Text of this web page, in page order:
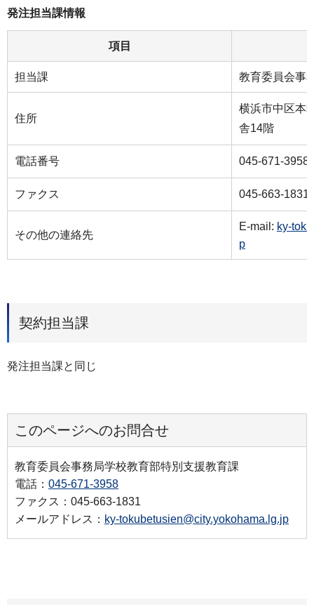
発注担当課情報
項目
担当課 教育委員会事
住所
横浜市中区本
舎14階
電話番号 045-671-3958
ファクス 045-663-1831
その他の連絡先
E-mail: ky-
p
契約担当課
発注担当課と同じ
このページへのお問合せ
教育委員会事務局学校教育部特別支援教育課
電話： 045-671-3958
ファクス：045-663-1831
メールアドレス： ky-tokubetusien@city.yokohama.lg.jp